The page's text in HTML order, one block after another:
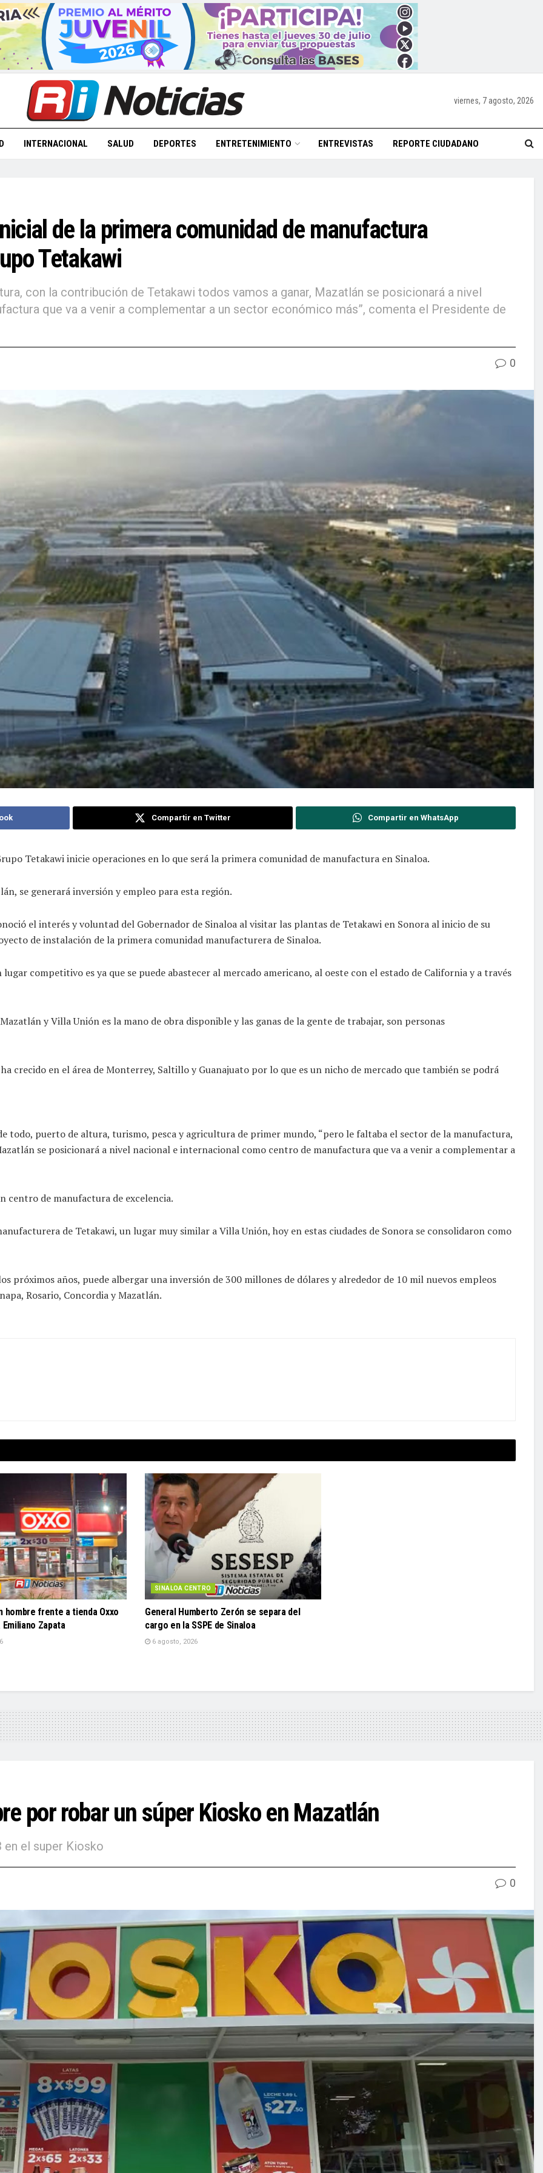
viernes, 7 agosto, 2026
INTERNACIONAL SALUD DEPORTES ENTRETENIMIENTO ENTREVISTAS REPORTE CIUDADANO
de la primera comunidad de manufactura
Tetakawi
con la contribución de Tetakawi todos vamos a ganar, Mazatlán se posicionará a nivel
que va a venir a complementar a un sector económico más”, comenta el Presidente de
0
Compartir en Twitter Compartir en WhatsApp
Tetakawi inicie operaciones en lo que será la primera comunidad de manufactura en Sinaloa.
se generará inversión y empleo para esta región.
el interés y voluntad del Gobernador de Sinaloa al visitar las plantas de Tetakawi en Sonora al inicio de su
de instalación de la primera comunidad manufacturera de Sinaloa.
competitivo es ya que se puede abastecer al mercado americano, al oeste con el estado de California y a través
y Villa Unión es la mano de obra disponible y las ganas de la gente de trabajar, son personas
crecido en el área de Monterrey, Saltillo y Guanajuato por lo que es un nicho de mercado que también se podrá
todo, puerto de altura, turismo, pesca y agricultura de primer mundo, “pero le faltaba el sector de la manufactura,
se posicionará a nivel nacional e internacional como centro de manufactura que va a venir a complementar a
centro de manufactura de excelencia.
de Tetakawi, un lugar muy similar a Villa Unión, hoy en estas ciudades de Sonora se consolidaron como
próximos años, puede albergar una inversión de 300 millones de dólares y alrededor de 10 mil nuevos empleos
Rosario, Concordia y Mazatlán.
hombre frente a tienda Oxxo
Zapata
SINALOA CENTRO
General Humberto Zerón se separa del
cargo en la SSPE de Sinaloa
6 agosto, 2026
por robar un súper Kiosko en Mazatlán
el super Kiosko
0